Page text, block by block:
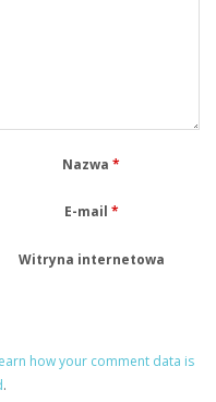
Nazwa*
E-mail *
Witryna internetowa
how your comment data is
.